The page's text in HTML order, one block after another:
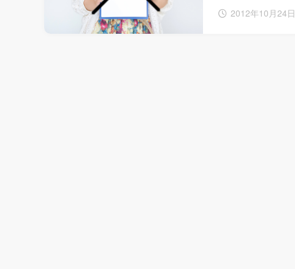
2012年10月24日